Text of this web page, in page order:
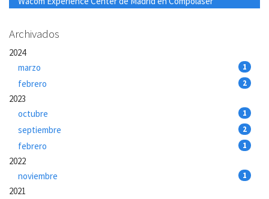
Archivados
2024
marzo
1
febrero 2
2023
octubre
1
septiembre 2
febrero 1
2022
noviembre
1
2021